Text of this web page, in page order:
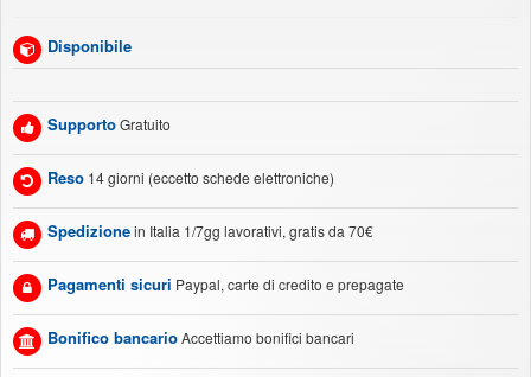
Disponibile
SupportoGratuito
Reso 14 giorni (eccetto schede elettroniche)
Spedizionein Italia 1/7gg lavorativi, gratis da 70€
Pagamenti sicuri Paypal, carte di credito e prepagate
Bonifico bancarioAccettiamo bonifici bancari